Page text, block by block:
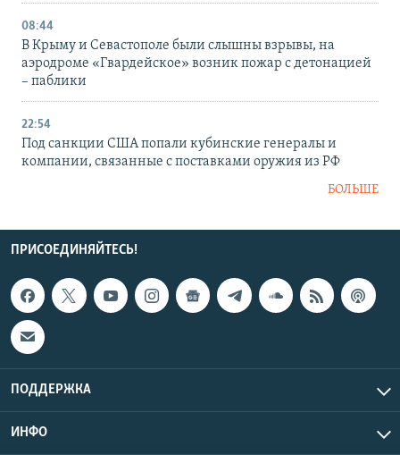
08:44
В Крыму и Севастополе были слышны взрывы, на
аэродроме «Гвардейское» возник пожар с детонацией
– паблики
22:54
Под санкции США попали кубинские генералы и
компании, связанные с поставками оружия из РФ
БОЛЬШЕ
ПРИСОЕДИНЯЙТЕСЬ!
ПОДДЕРЖКА
ИНФО